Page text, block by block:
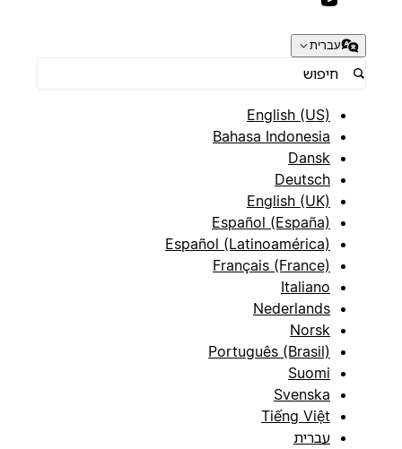
עברית
English (US)
Bahasa Indonesia
Dansk
Deutsch
English (UK)
Español (España)
Español (Latinoamérica)
Français (France)
Italiano
Nederlands
Norsk
Português (Brasil)
Suomi
Svenska
Tiếng Việt
עברית